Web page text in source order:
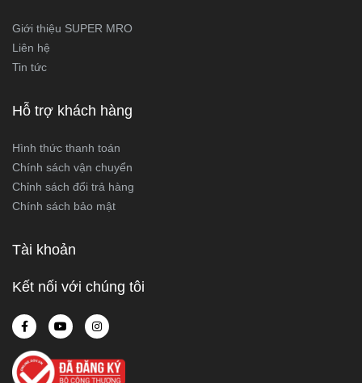
Giới thiệu SUPER MRO
Liên hệ
Tin tức
Hỗ trợ khách hàng
Hình thức thanh toán
Chính sách vận chuyển
Chỉnh sách đổi trả hàng
Chính sách bảo mật
Tài khoản
Kết nối với chúng tôi